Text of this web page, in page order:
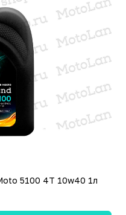
5100 4T 10w40 1л